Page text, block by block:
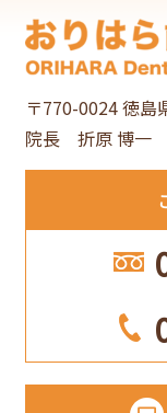
ブ
〒770-0024 徳
院長 折原 博一